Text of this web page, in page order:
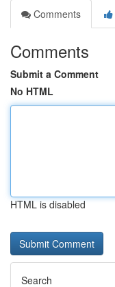
Comments
Comments
Submit a Comment
No HTML
HTML is disabled
Search